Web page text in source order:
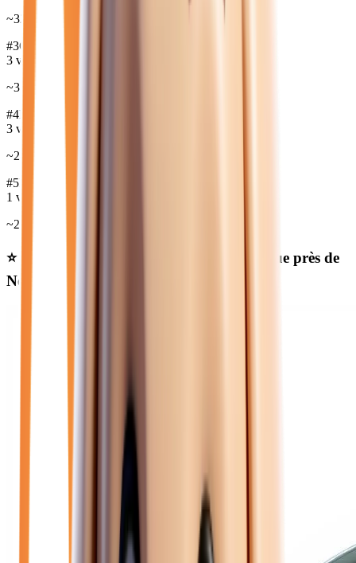
~32 372
#3CUPRA
3 véh.
~31 617
#4PEUGEOT
3 véh.
~28 137
#5
1 véh.
~25 950
⭐ Nos meilleures offres essence automatique près de
Noisy-le-Grand